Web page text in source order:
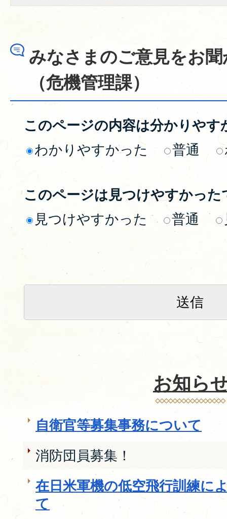
みなさまのご意見をお
（危機管理課）
このページの内容は分かりやす
わかりやすかった
普通
このページは見つけやすかった
見つけやすかった
普通
お知ら
自衛官等募集事務について
消防団員募集！
在日米軍機の低空飛行訓練に
て